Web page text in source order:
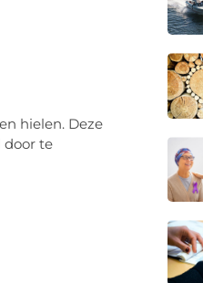
hielen. Deze
door te